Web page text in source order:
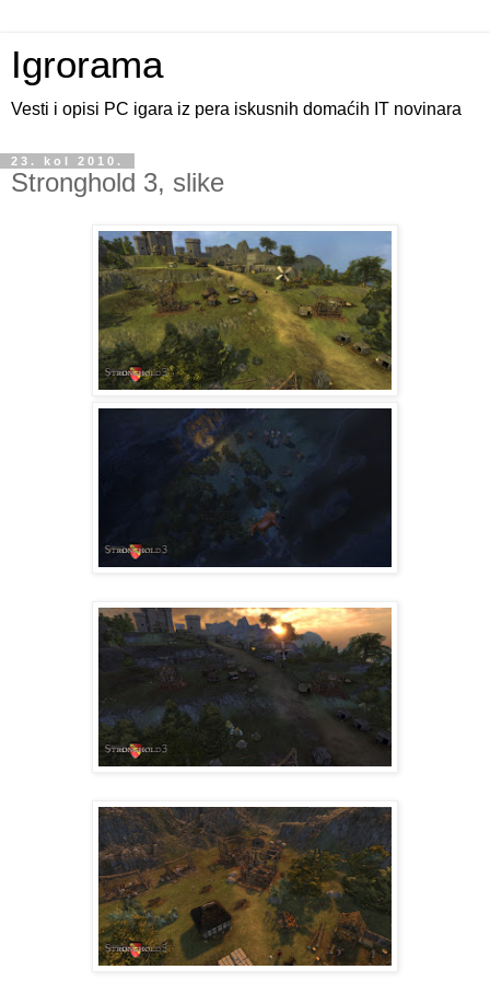
Igrorama
Vesti i opisi PC igara iz pera iskusnih domaćih IT novinara
23. kol 2010.
Stronghold 3, slike